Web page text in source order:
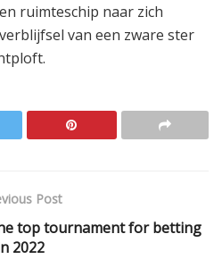
ruimteschip naar zich
van een zware ster
Post
top tournament for betting
2022